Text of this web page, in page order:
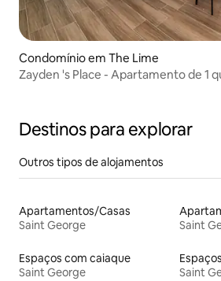
Condomínio em The Lime
Zayden 's Place - Apartamento de 1
Destinos para explorar
Outros tipos de alojamentos
Apartamentos/Casas
Saint George
Saint
Espaços com caiaque
Saint George
Saint